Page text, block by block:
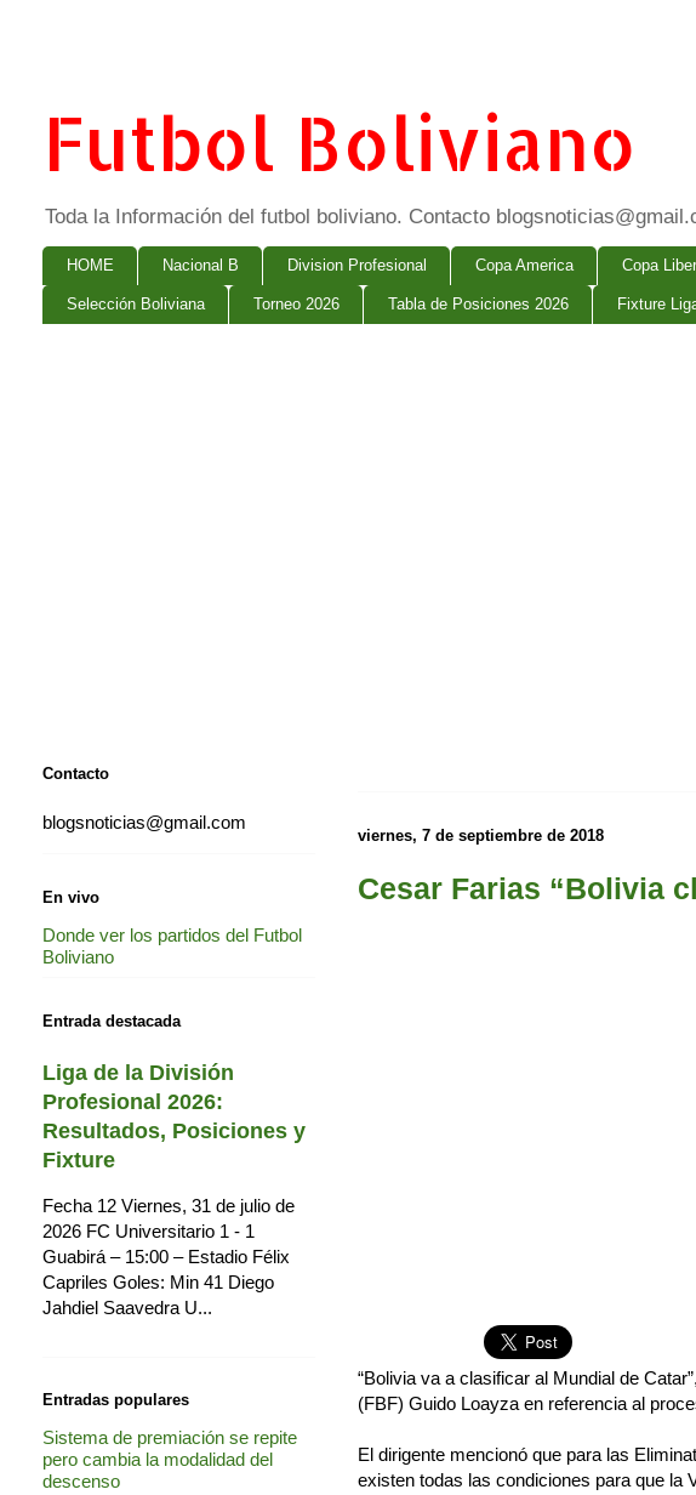
Futbol Boliviano
Toda la Información del futbol boliviano. Contacto
HOME Nacional B Division Profesional Copa America Copa
Selección Boliviana Torneo 2026 Tabla de Posiciones 2026 Fixture
viernes, 7 de septiembre de 2018
Cesar Farias “Bolivia
“Bolivia va a clasificar al Mundial de
(FBF) Guido Loayza en referencia al
El dirigente mencionó que para las
existen todas las condiciones para que la
Contacto
blogsnoticias@gmail.com
En vivo
Donde ver los partidos del Futbol
Boliviano
Entrada destacada
Liga de la División
Profesional 2026:
Resultados, Posiciones y
Fixture
Fecha 12 Viernes, 31 de julio de
2026 FC Universitario 1 - 1
Guabirá – 15:00 – Estadio Félix
Capriles Goles: Min 41 Diego
Jahdiel Saavedra U...
Entradas populares
Sistema de premiación se repite
pero cambia la modalidad del
descenso